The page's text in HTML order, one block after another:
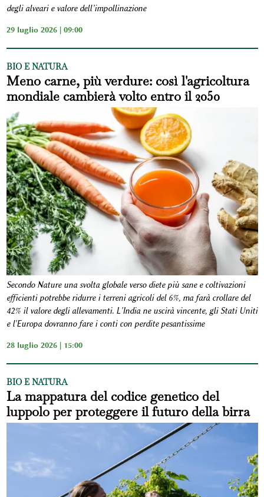
degli alveari e valore dell’impollinazione
29 luglio 2026 | 09:00
BIO E NATURA
Meno carne, più verdure: così l'agricoltura
mondiale cambierà volto entro il 2050
Secondo Nature una svolta globale verso diete più sane e coltivazioni
efficienti potrebbe ridurre i terreni agricoli del 6%, ma farà crollare del
42% il valore degli allevamenti. L'India ne uscirà vincente, gli Stati Uniti
e l'Europa dovranno fare i conti con perdite pesantissime
28 luglio 2026 | 15:00
BIO E NATURA
La mappatura del codice genetico del
luppolo per proteggere il futuro della birra